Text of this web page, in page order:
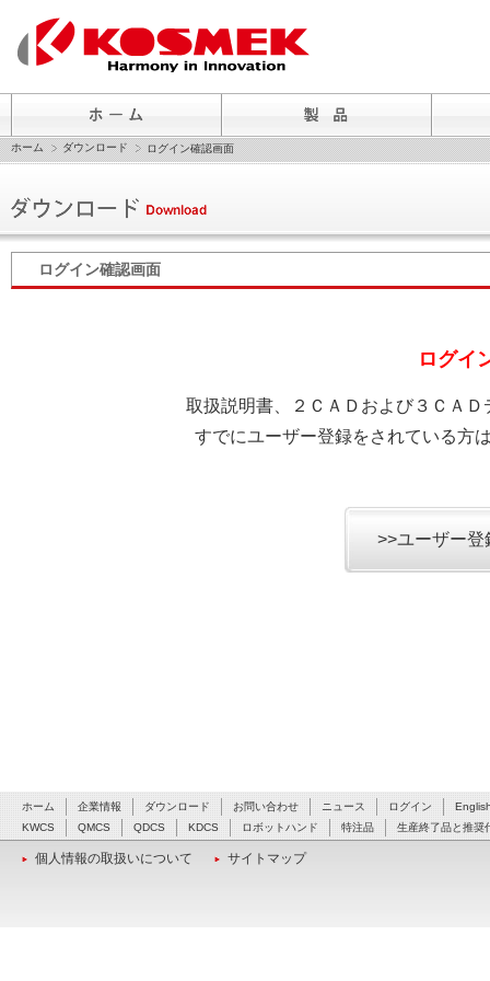
ホーム ダウンロード ログイン確認画面
ログイン確認画面
ログイ
取扱説明書、２ＣＡＤおよび３ＣＡ
すでにユーザー登録をされている方
>>ユーザー
ホーム 企業情報 ダウンロード お問い合わせ ニュース ログイン
KWCS
QMCS QDCS KDCS ロボットハンド 特注品 生産終了品と推奨
個人情報の取扱いについて サイトマップ